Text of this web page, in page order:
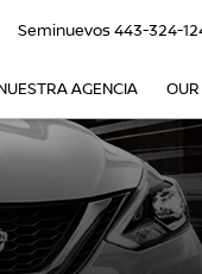
Seminuevos443-324-
AGENCIA